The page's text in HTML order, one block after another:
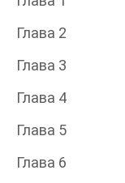
Глава 2
Глава 3
Глава 4
Глава 5
Глава 6